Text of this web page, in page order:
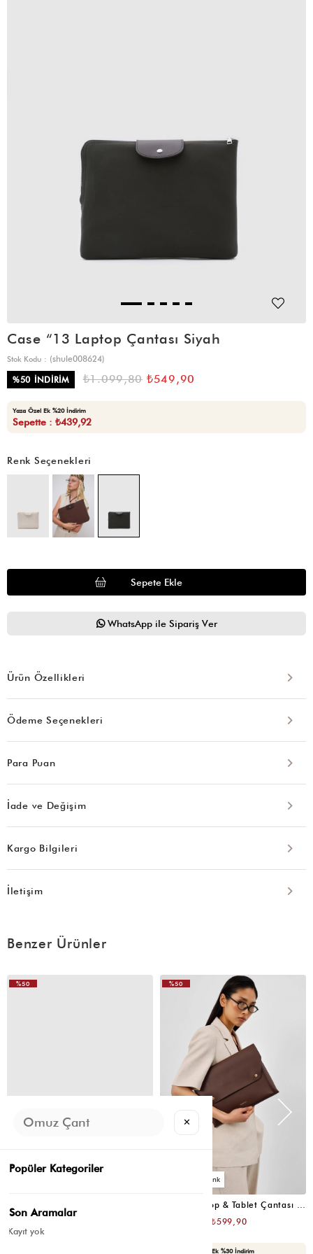
Case “13 Laptop Çantası Siyah
Stok Kodu
(shule008624)
%50 İNDIRIM ₺1.099,80 ₺549,90
Yaza Özel Ek %20 İndirim
Sepette : ₺439,92
Renk Seçenekleri
WhatsApp ile Sipariş Ver
Ürün Özellikleri
Ödeme Seçenekleri
Para Puan
İade ve Değişim
Kargo Bilgileri
İletişim
Benzer Ürünler
%50
₺599,90
Seçili Ürünlerde Ek %30 İndirim
%50
✕
Popüler Kategoriler
Son Aramalar
Kayıt yok